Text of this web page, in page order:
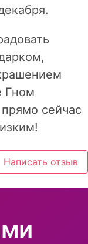
Гном
сейчас
Написать отзыв